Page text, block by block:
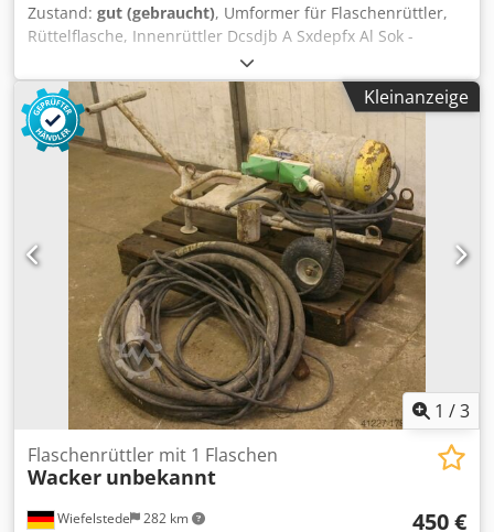
Zustand: gut (gebraucht), Umformer für Flaschenrüttler,
Rüttelflasche, Innenrüttler Dcsdjb A Sxdepfx Al Sok -
Frequenzumrichter -Anzahl der Rüttelflasche: 1 -
Kabellänge: ca. 6 m -Gewicht: 105 kg
Kleinanzeige
1 /3
Wiefelstede 282 km
Flaschenrüttler mit 1 Flaschen
Wacker unbekannt
450 €